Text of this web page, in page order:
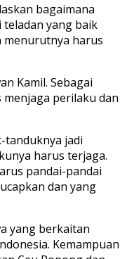
bagaimana
yang baik
menurutnya harus
Kamil. Sebagai
perilaku dan
tanduknya jadi
harus terjaga.
pandai-pandai
dan yang
yang berkaitan
Kemampuan